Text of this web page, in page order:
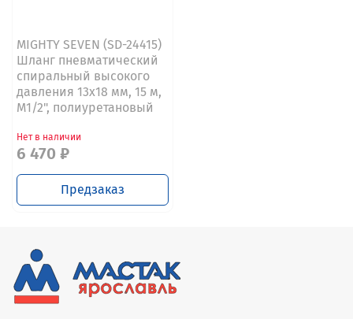
MIGHTY SEVEN (SD-24415)
Шланг пневматический
спиральный высокого
давления 13х18 мм, 15 м,
М1/2", полиуретановый
Нет в наличии
6 470 ₽
Предзаказ